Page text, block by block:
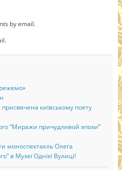
by email.
київському поету
“Миражи причудливой эпохи”
моноспектакль Олега
в Музеї Однієї Вулиці!